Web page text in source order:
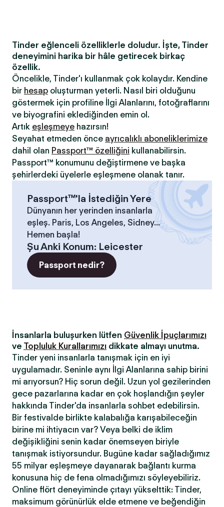
Tinder eğlenceli özelliklerle doludur. İşte, Tinder
deneyimini harika bir hâle getirecek birkaç
özellik.
Öncelikle, Tinder'ı kullanmak çok kolaydır. Kendine
bir hesap oluşturman yeterli. Nasıl biri olduğunu
göstermek için profiline İlgi Alanlarını, fotoğraflarını
ve biyografini eklediğinden emin ol.
Artık eşleşmeye hazırsın!
Seyahat etmeden önce ayrıcalıklı aboneliklerimize
dahil olan Passport™ özelliğini kullanabilirsin.
Passport™ konumunu değiştirmene ve başka
şehirlerdeki üyelerle eşleşmene olanak tanır.
Passport™'la İstediğin Yere
Dünyanın her yerinden insanlarla
eşleş. Paris, Los Angeles, Sidney...
Hemen başla!
Şu Anki Konum: Leicester
Passport nedir?
İnsanlarla buluşurken lütfen Güvenlik İpuçlarımızı
ve Topluluk Kurallarımızı dikkate almayı unutma.
Tinder yeni insanlarla tanışmak için en iyi
uygulamadır. Seninle aynı İlgi Alanlarına sahip birini
mi arıyorsun? Hiç sorun değil. Uzun yol gezilerinden
gece pazarlarına kadar en çok hoşlandığın şeyler
hakkında Tinder'da insanlarla sohbet edebilirsin.
Bir festivalde birlikte kalabalığa karışabileceğin
birine mi ihtiyacın var? Veya belki de iklim
değişikliğini senin kadar önemseyen biriyle
tanışmak istiyorsundur. Bugüne kadar sağladığımız
55 milyar eşleşmeye dayanarak bağlantı kurma
konusuna hiç de fena olmadığımızı söyleyebiliriz.
Online flört deneyiminde çıtayı yükselttik: Tinder,
maksimum görünürlük elde etmene ve beğendiğin